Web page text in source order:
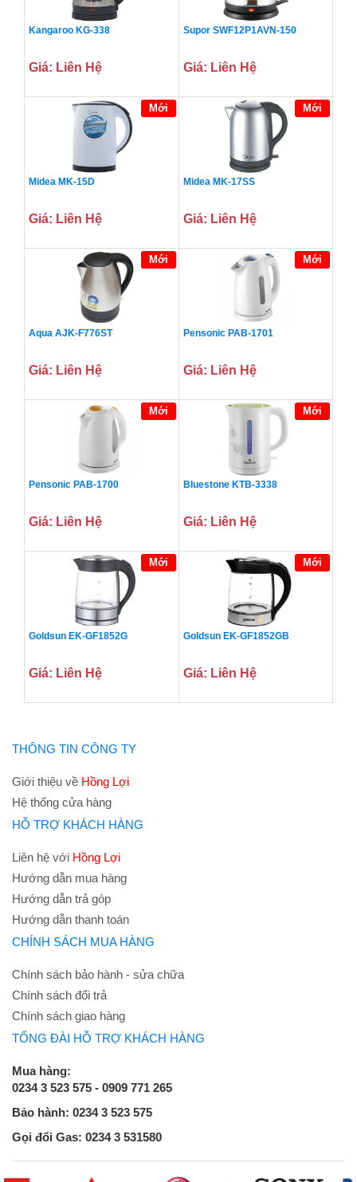
Kangaroo KG-338
Giá: Liên Hệ
Supor SWF12P1AVN-150
Giá: Liên Hệ
Mới
Midea MK-15D
Giá: Liên Hệ
Mới
Midea MK-17SS
Giá: Liên Hệ
Mới
Aqua AJK-F776ST
Giá: Liên Hệ
Mới
Pensonic PAB-1701
Giá: Liên Hệ
Mới
Pensonic PAB-1700
Giá: Liên Hệ
Mới
Bluestone KTB-3338
Giá: Liên Hệ
Mới
Goldsun EK-GF1852G
Giá: Liên Hệ
Mới
Goldsun EK-GF1852GB
Giá: Liên Hệ
THÔNG TIN CÔNG TY
Giới thiệu về Hồng Lợi
Hệ thống cửa hàng
HỖ TRỢ KHÁCH HÀNG
Liên hệ với Hồng Lợi
Hướng dẫn mua hàng
Hướng dẫn trả góp
Hướng dẫn thanh toán
CHÍNH SÁCH MUA HÀNG
Chính sách bảo hành - sửa chữa
Chính sách đổi trả
Chính sách giao hàng
TỔNG ĐÀI HỖ TRỢ KHÁCH HÀNG
Mua hàng:
0234 3 523 575 - 0909 771 265
Bảo hành: 0234 3 523 575
Gọi đổi Gas: 0234 3 531580